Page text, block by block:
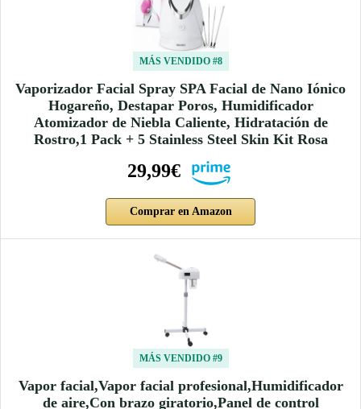
MÁS VENDIDO #8
Vaporizador Facial Spray SPA Facial de Nano Iónico
Hogareño, Destapar Poros, Humidificador
Atomizador de Niebla Caliente, Hidratación de
Rostro,1 Pack + 5 Stainless Steel Skin Kit Rosa
29,99€
Comprar en Amazon
MÁS VENDIDO #9
Vapor facial,Vapor facial profesional,Humidificador
de aire,Con brazo giratorio,Panel de control